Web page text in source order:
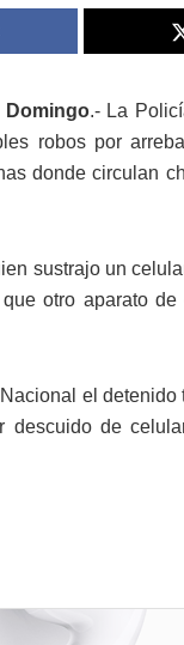
Domingo.- La
robos por
donde circulan
sustrajo un
otro aparato
el detenido
de